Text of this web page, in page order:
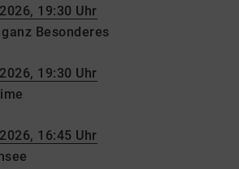
19:30 Uhr
Besonderes
19:30 Uhr
16:45 Uhr